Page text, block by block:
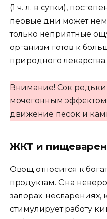
(1 ч. л. в сутки),
первые дни может
только неприятные
организм готов к
природного лекарства.
Внимание! Сок редьки
мочегонным
движение песок и
ЖКТ и
Овощ относится к
продуктам. Она
запорах, несварениях,
стимулирует работу